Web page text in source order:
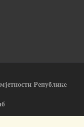
Републике